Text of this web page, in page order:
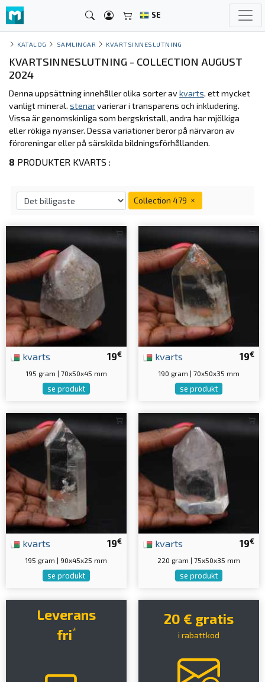
SE
KATALOG SAMLINGAR KVARTSINNESLUTNING
KVARTSINNESLUTNING - COLLECTION AUGUST
2024
Denna uppsättning innehåller olika sorter avkvarts, ett mycket
vanligt mineral. stenarvarierar i transparens och inkludering.
Vissa är genomskinliga som bergskristall, andra har mjölkiga
eller rökiga nyanser. Dessa variationer beror på närvaron av
föroreningar eller på särskilda bildningsförhållanden.
8 PRODUKTER KVARTS :
Collection 479
19€
kvarts
195 gram | 70x50x45 mm
se produkt
19€
kvarts
190 gram | 70x50x35 mm
se produkt
19€
kvarts
195 gram | 90x45x25 mm
se produkt
19€
kvarts
220 gram | 75x50x35 mm
se produkt
Leverans
fri*
20 € gratis
i rabattkod